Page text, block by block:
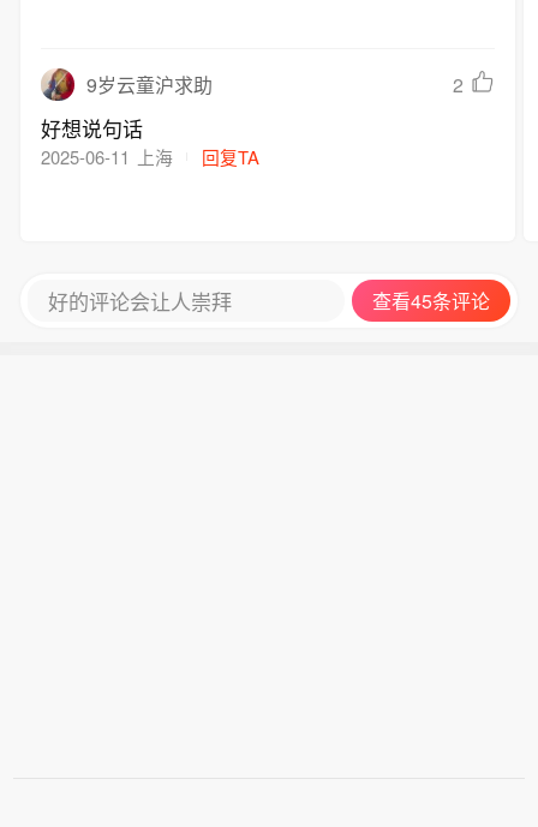
9岁云童沪求助 2
好想说句话
2025-06-11 上海 回复TA
好的评论会让人崇拜 查看45条评论